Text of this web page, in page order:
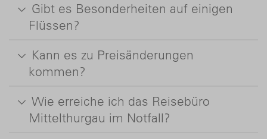
Gibt es Besonderheiten auf einigen
Flüssen?
Kann es zu Preisänderungen
kommen?
Wie erreiche ich das Reisebüro
Mittelthurgau im Notfall?